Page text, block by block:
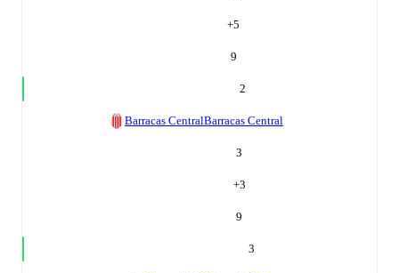
+5
9
2
Barracas CentralBarracas Central
3
+3
9
3